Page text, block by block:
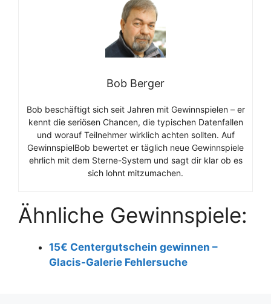
Bob Berger
Bob beschäftigt sich seit Jahren mit Gewinnspielen – er
kennt die seriösen Chancen, die typischen Datenfallen
und worauf Teilnehmer wirklich achten sollten. Auf
GewinnspielBob bewertet er täglich neue Gewinnspiele
ehrlich mit dem Sterne-System und sagt dir klar ob es
sich lohnt mitzumachen.
Ähnliche Gewinnspiele:
15€ Centergutschein gewinnen –
Glacis-Galerie Fehlersuche